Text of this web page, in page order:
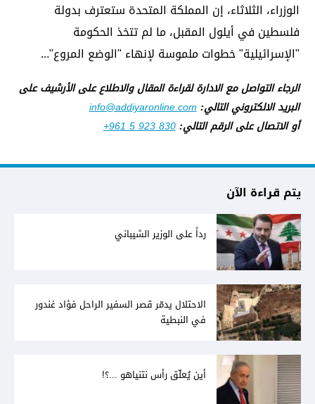
الوزراء، الثلاثاء، إن المملكة المتحدة ستعترف بدولة
فلسطين في أيلول المقبل، ما لم تتخذ الحكومة
"الإسرائيلية" خطوات ملموسة لإنهاء "الوضع المروع"...
الرجاء التواصل مع الادارة لقراءة المقال والاطلاع على الأرشيف على
البريد الالكتروني التالي:info@addiyaronline.com
أو الاتصال على الرقم التالي:+961 5 923 830
يتم قراءة الآن
رداً على الوزير الشيباني
الاحتلال يدمّر قصر السفير الراحل فؤاد غندور
في النبطية
أين يُعلّق رأس نتنياهو ...؟!